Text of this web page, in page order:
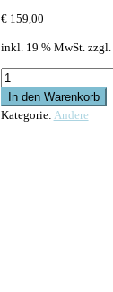
€159,00
inkl. 19 % MwSt. zzgl.
Motorrad
Wetterschutz-
Kit
In den Warenkorb
Kategorie: Andere